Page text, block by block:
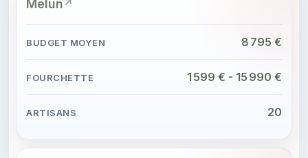
Melun
8 795 €
1 599 € - 15 990 €
20